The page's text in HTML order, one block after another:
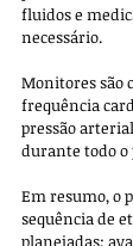
fluidos e
necessário.
Monitores são
frequência
pressão
durante todo
Em resumo, o
sequência de
planejadas: